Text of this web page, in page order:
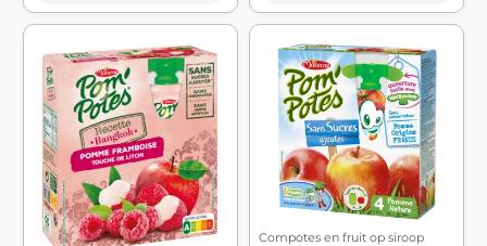
Compotes en fruit op siroop